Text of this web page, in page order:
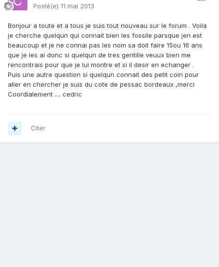
Posté(e) 11 mai 2013
Bonjour a toute et a tous je suis tout nouveau sur le forum . Voila
je cherche quelqun qui connait bien les fossile parsque jen est
beaucoup et je ne connai pas les nom sa doit faire 15ou 16 ans
que je les ai donc si quelqun de tres gentille veuux bien me
rencontrais pour que je lui montre et si il desir en echanger .
Puis une autre question si quelqun connait des petit coin pour
aller en chercher je suis du cote de pessac bordeaux ,merci
Coordialement .... cedric
Citer